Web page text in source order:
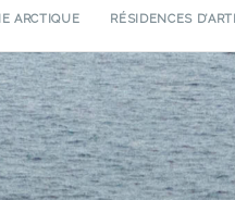
ARCTIQUE RÉSIDENCES